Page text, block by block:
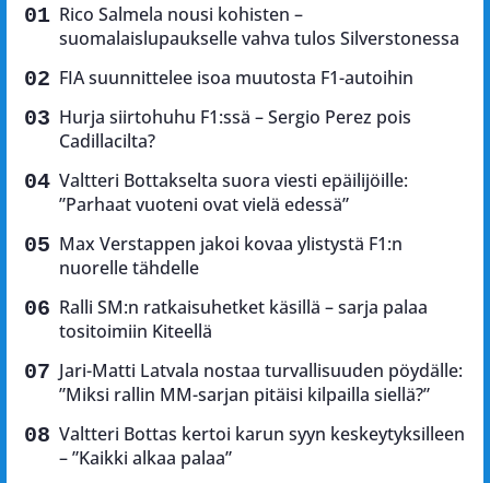
Rico Salmela nousi kohisten –
suomalaislupaukselle vahva tulos Silverstonessa
FIA suunnittelee isoa muutosta F1-autoihin
Hurja siirtohuhu F1:ssä – Sergio Perez pois
Cadillacilta?
Valtteri Bottakselta suora viesti epäilijöille:
”Parhaat vuoteni ovat vielä edessä”
Max Verstappen jakoi kovaa ylistystä F1:n
nuorelle tähdelle
Ralli SM:n ratkaisuhetket käsillä – sarja palaa
tositoimiin Kiteellä
Jari-Matti Latvala nostaa turvallisuuden pöydälle:
”Miksi rallin MM-sarjan pitäisi kilpailla siellä?”
Valtteri Bottas kertoi karun syyn keskeytyksilleen
– ”Kaikki alkaa palaa”